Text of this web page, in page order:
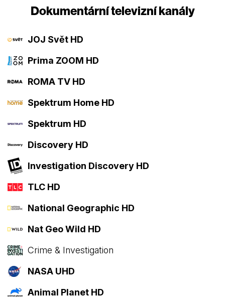
Dokumentární televizní kanály
JOJ Svět HD
Prima ZOOM HD
ROMA TV HD
Spektrum Home HD
Spektrum HD
Discovery HD
Investigation Discovery HD
TLC HD
National Geographic HD
Nat Geo Wild HD
Crime & Investigation
NASA UHD
Animal Planet HD